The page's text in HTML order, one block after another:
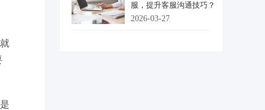
服，提升客服沟通技巧？
2026-03-27